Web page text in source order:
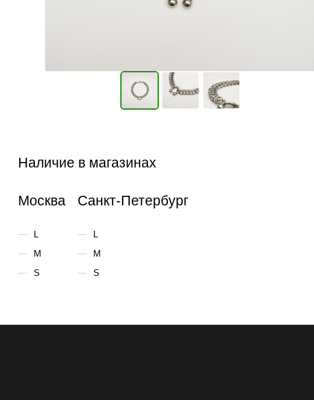
Наличие в магазинах
Москва
L
M
S
Санкт-Петербург
L
M
S